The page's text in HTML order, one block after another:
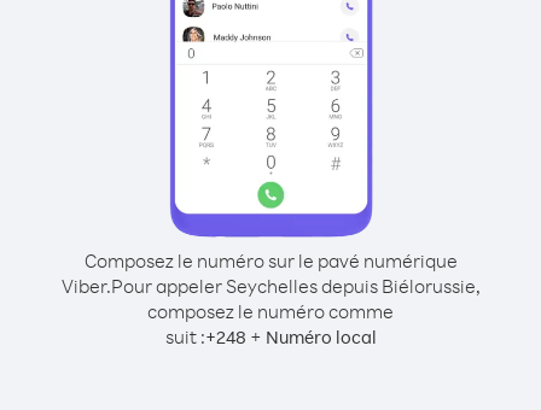
Composez le numéro sur le pavé numérique
Viber.Pour appeler Seychelles depuis Biélorussie,
composez le numéro comme
suit :+248 + Numéro local